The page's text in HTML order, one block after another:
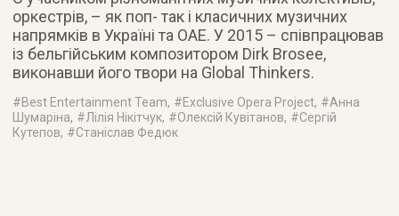
оркестрів, – як поп- так і класичних музичних
напрямків в Україні та ОАЕ. У 2015 – співпрацював
із бельгійським композитором Dirk Brosee,
виконавши його твори на Global Thinkers.
#Best Entertainment Team, #Exclusive Opera Project, #Анна
Шумаріна, #Лілія Нікітчук, #Олексій Кувітанов, #Сергій
Кутепов, #Станіслав Федюк